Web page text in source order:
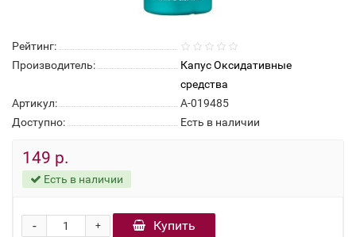
Рейтинг:
Производитель:
Капус Оксидативные
средства
Артикул:
А-019485
Доступно:
Есть в наличии
149 р.
Есть в наличии
+
- Купить